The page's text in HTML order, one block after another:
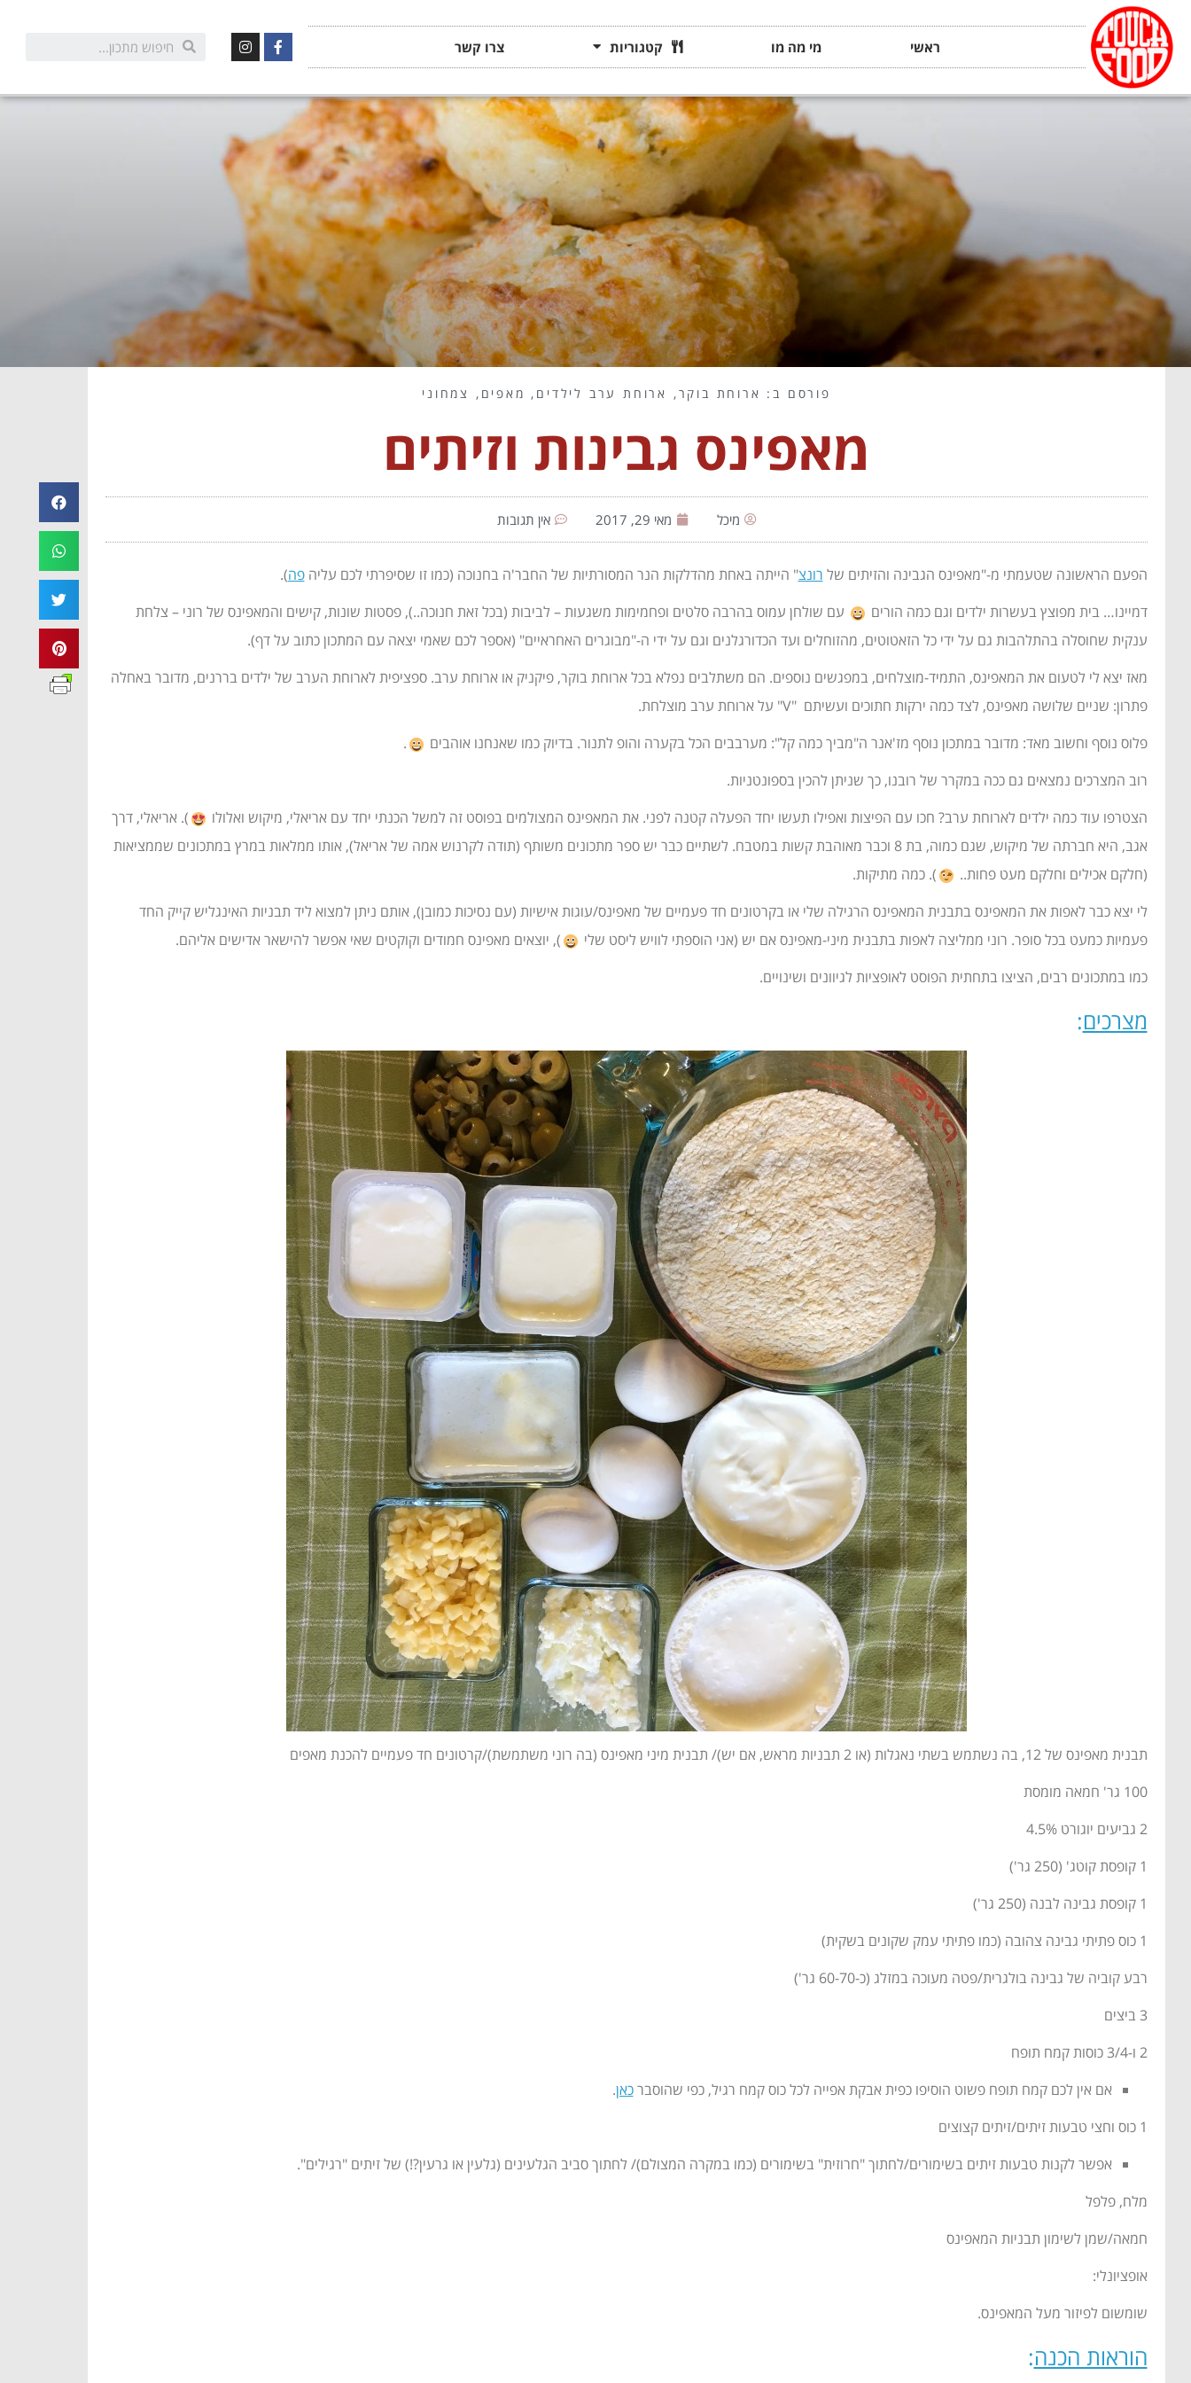
ראשי מי מה מו קטגוריות צרו קשר
פורסם ב: ארוחת בוקר, ארוחת ערב לילדים , מאפים , צמחוני
מאפינס גבינות וזיתים
מיכל מאי 29, 2017 אין תגובות
הפעם הראשונה שטעמתי מ-"מאפינס הגבינה והזיתים של רונצ" הייתה באחת מהדלקות הנר המסורתיות של החבר'ה בחנוכה (כמו זו שסיפרתי לכם עליהפה).
דמיינו… בית מפוצץ בעשרות ילדים וגם כמה הורים
עם שולחן עמוס בהרבה סלטים ופחמימות משגעות – לביבות (בכל זאת חנוכה..), פסטות שונות, קישים והמאפינס של רוני – צלחת
ענקית שחוסלה בהתלהבות גם על ידי כל הזאטוטים, מהזוחלים ועד הכדורגלנים וגם על ידי ה-"מבוגרים האחראיים" (אספר לכם שאמי יצאה עם המתכון כתוב על דף).
מאז יצא לי לטעום את המאפינס, התמיד-מוצלחים, במפגשים נוספים. הם משתלבים נפלא בכל ארוחת בוקר, פיקניק או ארוחת ערב. ספציפית לארוחת הערב של ילדים בררנים, מדובר באחלה
פתרון: שניים שלושה מאפינס, לצד כמה ירקות חתוכים ועשיתם "V" על ארוחת ערב מוצלחת.
פלוס נוסף וחשוב מאד: מדובר במתכון נוסף מז'אנר ה"מביך כמה קל": מערבבים הכל בקערה והופ לתנור. בדיוק כמו שאנחנו אוהבים
.
רוב המצרכים נמצאים גם ככה במקרר של רובנו, כך שניתן להכין בספונטניות.
הצטרפו עוד כמה ילדים לארוחת ערב? חכו עם הפיצות ואפילו תעשו יחד הפעלה קטנה לפני. את המאפינס המצולמים בפוסט זה למשל הכנתי יחד עם אריאלי, מיקוש ואלולו
). אריאלי, דרך
אגב, היא חברתה של מיקוש, שגם כמוה, בת 8 וכבר מאוהבת קשות במטבח. לשתיים כבר יש ספר מתכונים משותף (תודה לקרנוש אמה של אריאל), אותו ממלאות במרץ במתכונים שממציאות
(חלקם אכילים וחלקם מעט פחות..
). כמה מתיקות.
לי יצא כבר לאפות את המאפינס בתבנית המאפינס הרגילה שלי או בקרטונים חד פעמיים של מאפינס/עוגות אישיות (עם נסיכות כמובן), אותם ניתן למצוא ליד תבניות האינגליש קייק החד
פעמיות כמעט בכל סופר. רוני ממליצה לאפות בתבנית מיני-מאפינס אם יש (אני הוספתי לוויש ליסט שלי
), יוצאים מאפינס חמודים וקוקטים שאי אפשר להישאר אדישים אליהם.
כמו במתכונים רבים, הציצו בתחתית הפוסט לאופציות לגיוונים ושינויים.
מצרכים:
תבנית מאפינס של 12, בה נשתמש בשתי נאגלות (או 2 תבניות מראש, אם יש)/ תבנית מיני מאפינס (בה רוני משתמשת)/קרטונים חד פעמיים להכנת מאפים
100 גר' חמאה מומסת
2 גביעים יוגורט 4.5%
1 קופסת קוטג' (250 גר')
1 קופסת גבינה לבנה (250 גר')
1 כוס פתיתי גבינה צהובה (כמו פתיתי עמק שקונים בשקית)
רבע קוביה של גבינה בולגרית/פטה מעוכה במזלג (כ-60-70 גר')
3 ביצים
2 ו-3/4 כוסות קמח תופח
אם אין לכם קמח תופח פשוט הוסיפו כפית אבקת אפייה לכל כוס קמח רגיל, כפי שהוסברכאן.
1 כוס וחצי טבעות זיתים/זיתים קצוצים
אפשר לקנות טבעות זיתים בשימורים/לחתוך "חרוזית" בשימורים (כמו במקרה המצולם)/ לחתוך סביב הגלעינים (גלעין או גרעין?!) של זיתים "רגילים".
מלח, פלפל
חמאה/שמן לשימון תבניות המאפינס
אופציונלי:
שומשום לפיזור מעל המאפינס.
הוראות הכנה: